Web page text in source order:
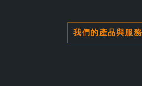
我們的產品與服務